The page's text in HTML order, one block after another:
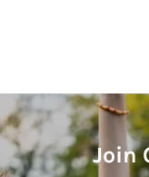
Join